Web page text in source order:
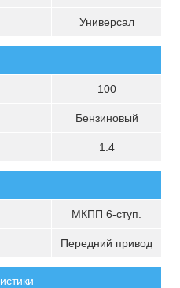
Универсал
100
Бензиновый
1.4
МКПП 6-ступ.
Передний привод